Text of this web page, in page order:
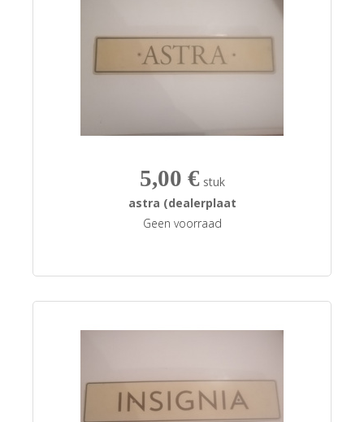
5,00 € stuk
astra (dealerplaat
Geen voorraad